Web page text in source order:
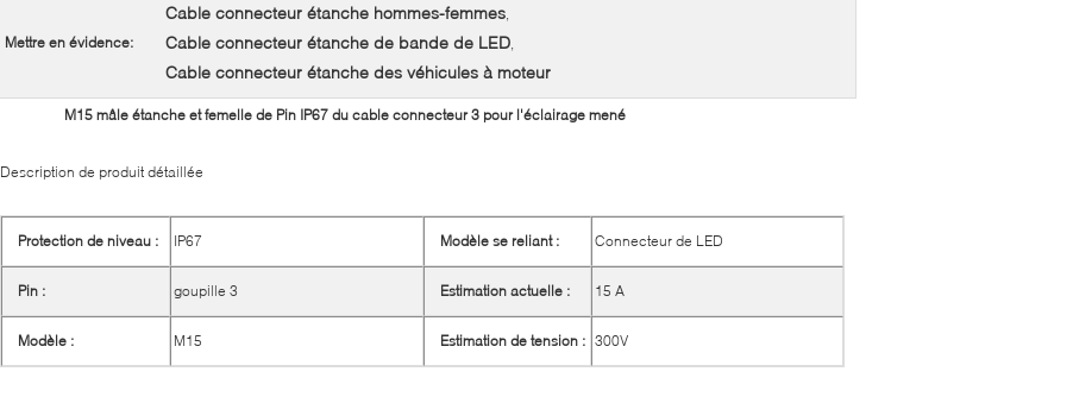
Mettre en évidence:
Cable connecteur étanche hommes-femmes
Cable connecteur étanche de bande de LED
Cable connecteur étanche des véhicules à moteur
M15 mâle étanche et femelle de Pin IP67 du cable connecteur 3 pour l'éclairage mené
Description de produit détaillée
Protection de niveau : IP67 Modèle se reliant : Connecteur de LED
Pin : goupille 3 Estimation actuelle : 15 A
Modèle : M15 Estimation de tension : 300V